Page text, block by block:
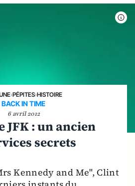
›PÉPITES›HISTOIRE
BACK IN TIME
6 avril 2012
JFK : un ancien
secrets
Kennedy and Me", Clint